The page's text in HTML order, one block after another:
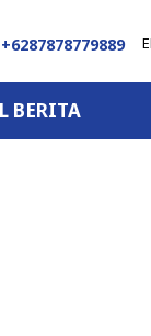
+6287878779889
BERITA